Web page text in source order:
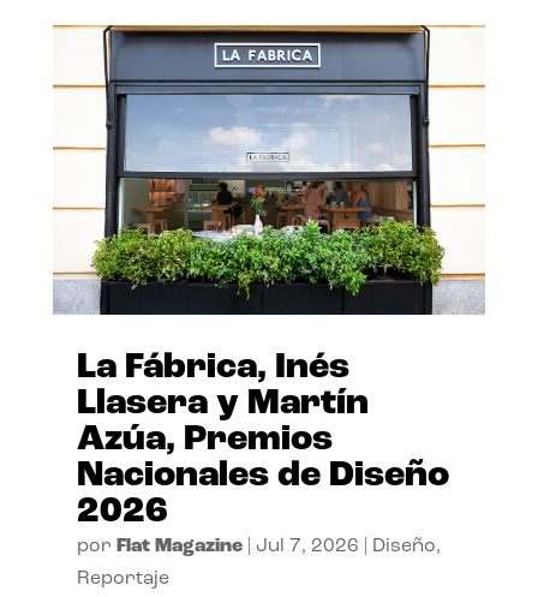
La Fábrica, Inés
Llasera y Martín
Azúa, Premios
Nacionales de Diseño
2026
por Flat Magazine| Jul 7, 2026 Diseño,
Reportaje